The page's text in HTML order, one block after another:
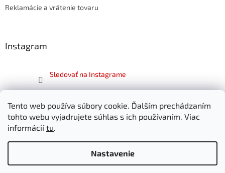
Tento web používa súbory cookie. Ďalším prechádzaním
tohto webu vyjadrujete súhlas s ich používaním. Viac
informáciítu.
Nastavenie
Reklamácie a vrátenie tovaru
Instagram
Sledovať na Instagrame
Facebook
Vytvoril Shoptet